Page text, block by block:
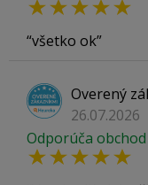
všetko ok
Overený
26.07.2026
Odporúča obchod